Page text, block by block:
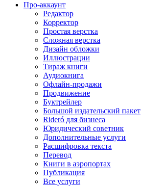
Про-аккаунт
Редактор
Корректор
Простая верстка
Сложная верстка
Дизайн обложки
Иллюстрации
Тираж книги
Аудиокнига
Офлайн-продажи
Продвижение
Буктрейлер
Большой издательский пакет
Rideró для бизнеса
Юридический советник
Дополнительные услуги
Расшифровка текста
Перевод
Книги в аэропортах
Публикация
Все услуги